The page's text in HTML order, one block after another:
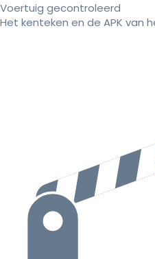
Voertuig gecontroleerd
Het kenteken en de APK van